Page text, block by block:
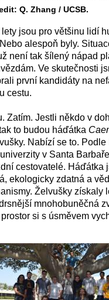
Q. Zhang / UCSB.
jsou pro většinu lidí
alespoň byly.
není tak šílený nápad
Ve skutečnosti
první kandidáty na
cestu.
Zatím. Jestli někdo v
to budou háďátka
Nabízí se to.
v Santa
cestovatelé. Háďátka
ekologicky zdatná a
Želvušky získaly
mnohobuněčná
si s úsměvem